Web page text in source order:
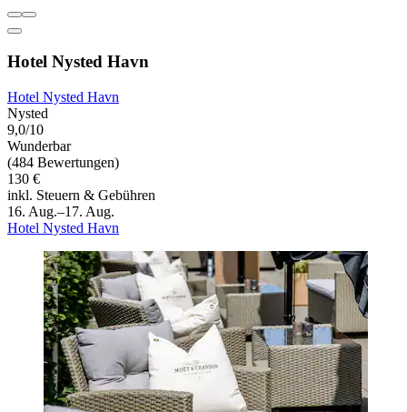
Hotel Nysted Havn
Hotel Nysted Havn
Nysted
9,0/10
Wunderbar
(484 Bewertungen)
130 €
inkl. Steuern & Gebühren
16. Aug.–17. Aug.
Hotel Nysted Havn